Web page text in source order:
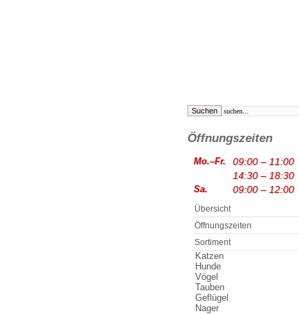
Öffnungszeiten
Mo.–Fr.
09:00 – 11:00
14:30 – 18:30
Sa. 09:00 – 12:00
Übersicht
Öffnungszeiten
Sortiment
Katzen
Hunde
Vögel
Tauben
Geflügel
Nager